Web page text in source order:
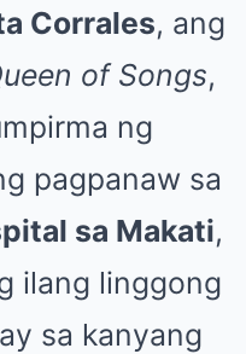
Corrales, ang
of Songs,
ng
pagpanaw sa
sa Makati,
ilang linggong
sa kanyang